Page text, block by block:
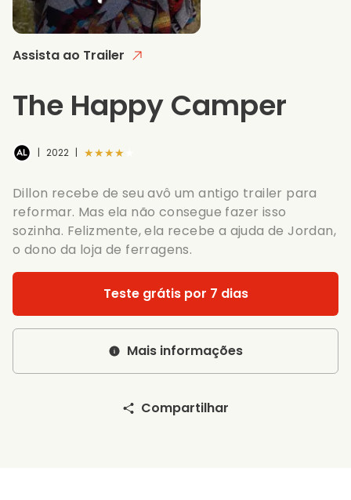
Assista ao Trailer
The Happy Camper
| 2022 | ★★★★★
Dillon recebe de seu avô um antigo trailer para
reformar. Mas ela não consegue fazer isso
sozinha. Felizmente, ela recebe a ajuda de Jordan,
o dono da loja de ferragens.
Teste grátis por 7 dias
Mais informações
Compartilhar